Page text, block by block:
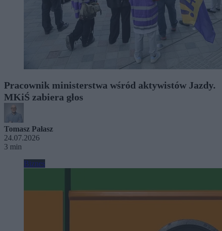
Pracownik ministerstwa wśród aktywistów Jazdy.
MKiŚ zabiera głos
Tomasz Pałasz
24.07.2026
3 min
Biznes